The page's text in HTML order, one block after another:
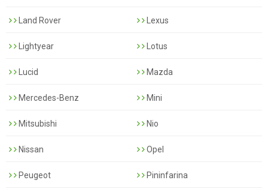
Land Rover Lexus
Lightyear Lotus
Lucid Mazda
Mercedes-Benz Mini
Mitsubishi Nio
Nissan Opel
Peugeot Pininfarina